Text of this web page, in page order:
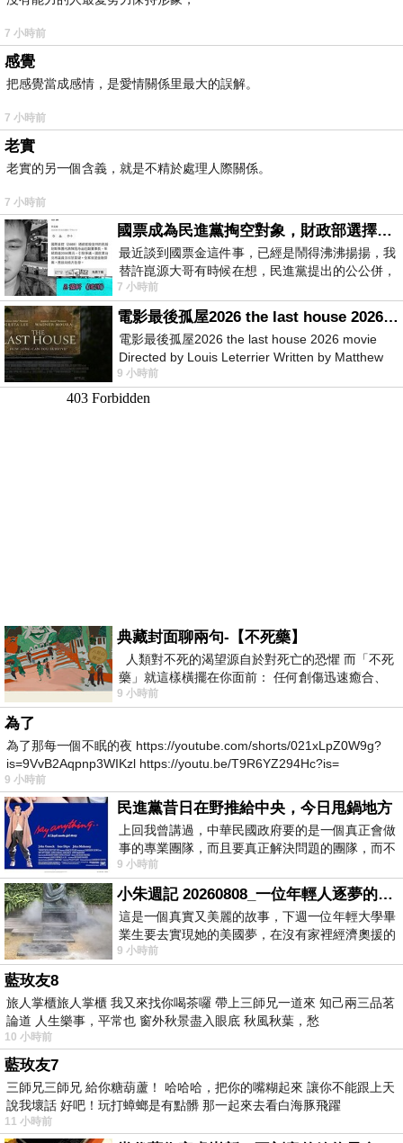
7 小時前
感覺
把感覺當成感情，是愛情關係里最大的誤解。
7 小時前
老實
老實的另一個含義，就是不精於處理人際關係。
7 小時前
國票成為民進黨掏空對象，財政部選擇性失憶
最近談到國票金這件事，已經是鬧得沸沸揚揚，我
替許崑源大哥有時候在想，民進黨提出的公公併，
其實就是想要國庫通黨庫，鬧出最大的醜
7 小時前
電影最後孤屋2026 the last house 2026 movie
電影最後孤屋2026 the last house 2026 movie
Directed by Louis Leterrier Written by Matthew
Robinson Starring Greta Lee Wa
9 小時前
典藏封面聊兩句-【不死藥】
人類對不死的渴望源自於對死亡的恐懼 而「不死
藥」就這樣橫擺在你面前： 任何創傷迅速癒合、
停止衰老、痛覺消失…堪
9 小時前
為了
為了那每一個不眠的夜 https://youtube.com/shorts/021xLpZ0W9g?
is=9VvB2Aqpnp3WIKzl https://youtu.be/T9R6YZ294Hc?is=
9 小時前
民進黨昔日在野推給中央，今日甩鍋地方
上回我曾講過，中華民國政府要的是一個真正會做
事的專業團隊，而且要真正解決問題的團隊，而不
是只會到處甩鍋的雙標團隊，最近民進黨
9 小時前
小朱週記 20260808_一位年輕人逐夢的真實故事
這是一個真實又美麗的故事，下週一位年輕大學畢
業生要去實現她的美國夢，在沒有家裡經濟奧援的
情況下，靠著自我努力工作累積出國基
9 小時前
藍玫友8
旅人掌櫃旅人掌櫃 我又來找你喝茶囉 帶上三師兄一道來 知己兩三品茗
論道 人生樂事，平常也 窗外秋景盡入眼底 秋風秋葉，愁
10 小時前
藍玫友7
三師兄三師兄 給你糖葫蘆！ 哈哈哈，把你的嘴糊起來 讓你不能跟上天
說我壞話 好吧！玩打蟑螂是有點髒 那一起來去看白海豚飛躍
11 小時前